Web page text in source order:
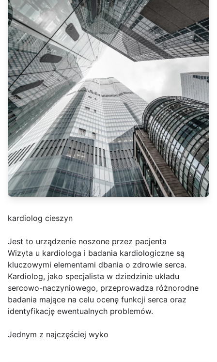
kardiolog cieszyn
Jest to urządzenie noszone przez pacjenta
Wizyta u kardiologa i badania kardiologiczne są
kluczowymi elementami dbania o zdrowie serca.
Kardiolog, jako specjalista w dziedzinie układu
sercowo-naczyniowego, przeprowadza różnorodne
badania mające na celu ocenę funkcji serca oraz
identyfikację ewentualnych problemów.
Jednym z najczęściej wyko